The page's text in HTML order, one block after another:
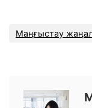
Маңғыстау